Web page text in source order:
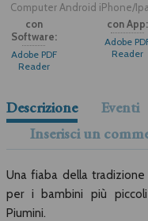
Computer
con
Software:
Adobe PDF
Reader
Android iPhone/
con App:
Adobe
Reader
Descrizione
Eventi
Inserisci un
Una fiaba della
per i bambini più
Piumini.